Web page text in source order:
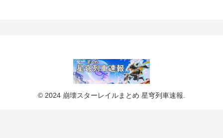
© 2024 崩壊スターレイルまとめ 星穹列車速報.